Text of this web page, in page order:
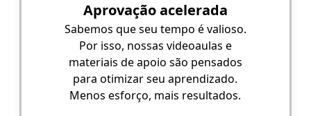
Aprovação acelerada
Sabemos que seu tempo é valioso.
Por isso, nossas videoaulas e
materiais de apoio são pensados
para otimizar seu aprendizado.
Menos esforço, mais resultados.